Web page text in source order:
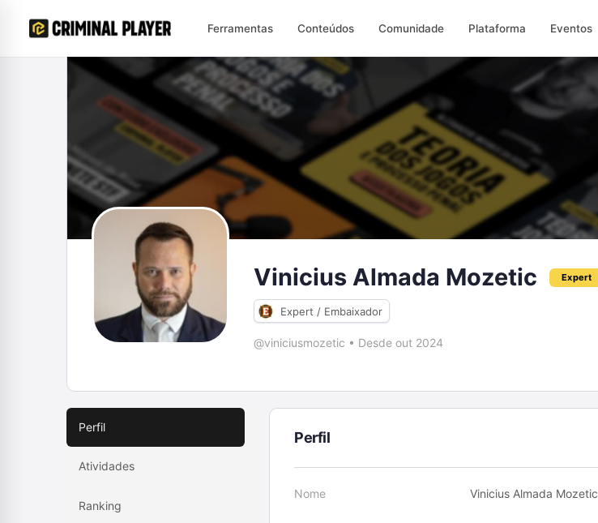
Ferramentas Conteúdos Comunidade Plataforma Eventos
Vinicius Almada Mozetic Expert
Expert / Embaixador
@viniciusmozetic • Desde out 2024
Perfil
Atividades
Ranking
Perfil
Nome Vinicius Almada Mozetic